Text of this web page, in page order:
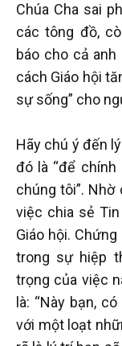
Chúa Cha sai
các tông đồ,
báo cho cả
cách Giáo hội
sự sống” cho
Hãy chú ý đến
đó là “để
chúng tôi”.
việc chia sẻ
Giáo hội.
trong sự hiệp
trọng của việc
là: “Này bạn,
với một loạt